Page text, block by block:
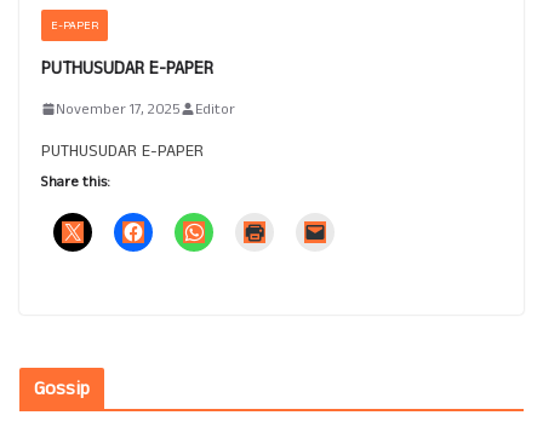
E-PAPER
PUTHUSUDAR E-PAPER
November 17, 2025 Editor
PUTHUSUDAR E-PAPER
Share this:
Gossip